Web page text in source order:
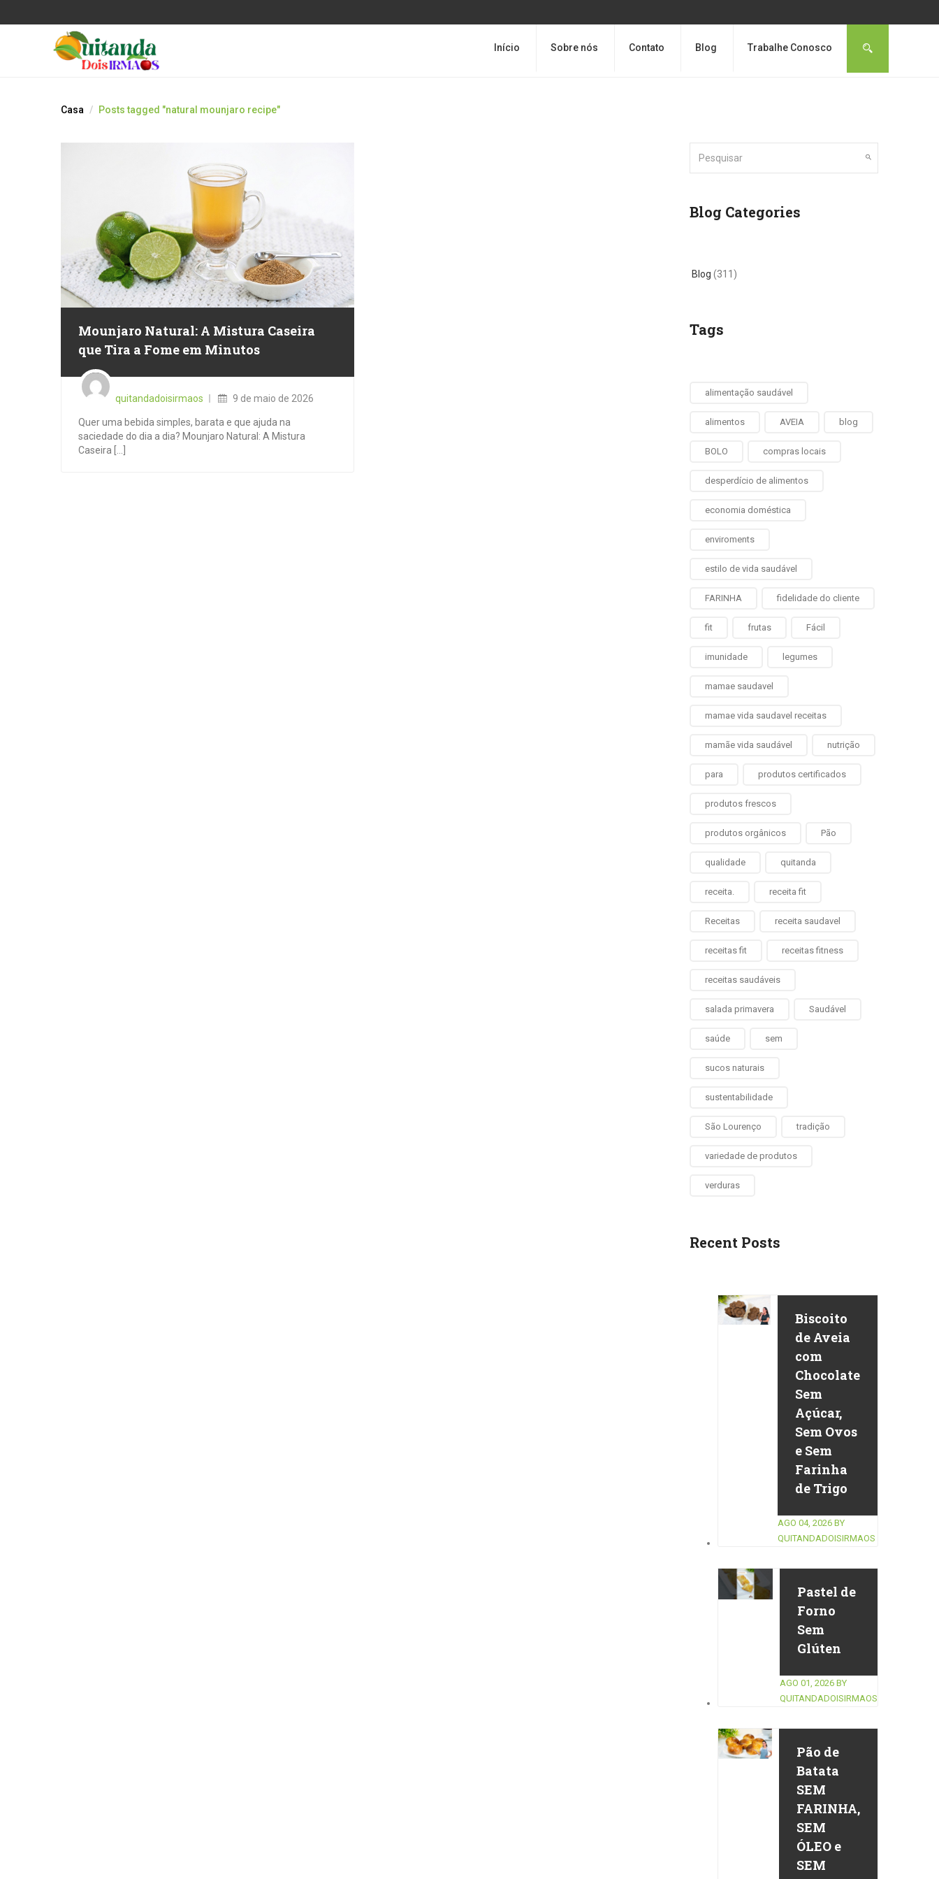
Início Sobre nós Contato Blog Trabalhe Conosco
Casa Posts tagged "natural mounjaro recipe"
Mounjaro Natural: A Mistura Caseira
que Tira a Fome em Minutos
quitandadoisirmaos
Posted
on
9 de maio de 2026
Quer uma bebida simples, barata e que ajuda na
saciedade do dia a dia? Mounjaro Natural: A Mistura
Caseira [...]
Blog Categories
Blog (311)
Tags
alimentação saudável
alimentos AVEIA blog
BOLO compras locais
desperdício de alimentos
economia doméstica
enviroments
estilo de vida saudável
FARINHA fidelidade do cliente
fit frutas Fácil
imunidade legumes
mamae saudavel
mamae vida saudavel receitas
mamãe vida saudável nutrição
para produtos certificados
produtos frescos
produtos orgânicos Pão
qualidade quitanda
receita. receita fit
Receitas receita saudavel
receitas fit receitas fitness
receitas saudáveis
salada primavera Saudável
saúde sem
sucos naturais
sustentabilidade
São Lourenço tradição
variedade de produtos
verduras
Recent Posts
Biscoito
de Aveia
com
Chocolate
Sem
Açúcar,
Sem Ovos
e Sem
Farinha
de Trigo
AGO 04, 2026 BY
QUITANDADOISIRMAOS
Pastel de
Forno
Sem
Glúten
AGO 01, 2026 BY
QUITANDADOISIRMAOS
Pão de
Batata
SEM
FARINHA,
SEM
ÓLEO e
SEM